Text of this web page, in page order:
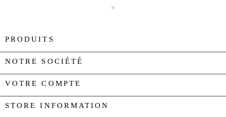
PRODUITS
NOTRE SOCIÉTÉ
VOTRE COMPTE
STORE INFORMATION